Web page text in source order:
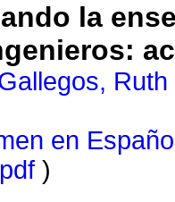
la
Ruth
en
pdf )